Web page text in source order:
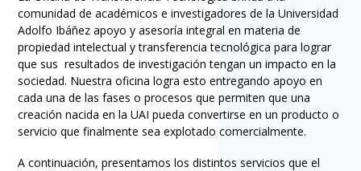
comunidad de académicos e investigadores de la Universidad
Adolfo Ibáñez apoyo y asesoría integral en materia de
propiedad intelectual y transferencia tecnológica para lograr
que sus resultados de investigación tengan un impacto en la
sociedad. Nuestra oficina logra esto entregando apoyo en
cada una de las fases o procesos que permiten que una
creación nacida en la UAI pueda convertirse en un producto o
servicio que finalmente sea explotado comercialmente.
A continuación, presentamos los distintos servicios que el